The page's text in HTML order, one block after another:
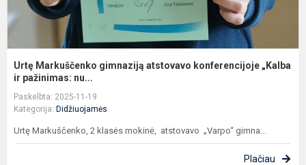
Urtę Markuščenko gimnaziją atstovavo konferencijoje „Kalba
ir pažinimas: nu...
Paskelbta: 2025-11-19
Kategorija: Didžiuojamės
Urtę Markuščenko, 2 klasės mokinė, atstovavo „Varpo“ gimna...
Plačiau